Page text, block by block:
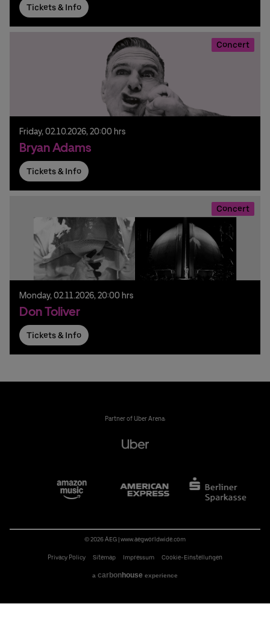
Tickets & Info
Concert
Friday, 02.10.2026, 20:00 hrs
Bryan Adams
Tickets & Info
Concert
Monday, 02.11.2026, 20:00 hrs
Don Toliver
Tickets & Info
Partner of Uber Arena:
© 2026 AEG |www.aegworldwide.com
Privacy Policy Sitemap Impressum Cookie-Einstellungen
a carbonhouse experience